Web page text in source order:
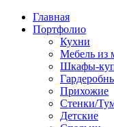
Главная
Портфолио
Кухни
Мебель из
Шкафы-
Прихожие
Стенки/
Детские